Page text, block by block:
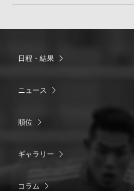
日程・結果
ニュース
順位
ギャラリー
コラム